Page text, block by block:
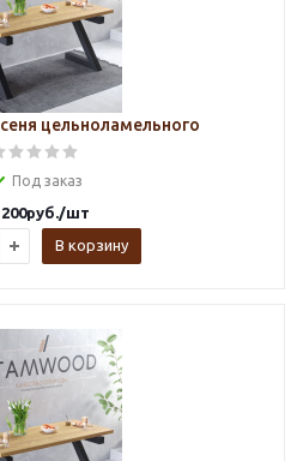
цельноламельного
Под заказ
руб./шт
В корзину